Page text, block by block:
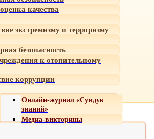
качества
экстремизму и терроризму
безопасность
к отопительному
коррупции
Онлайн-журнал «Сундук
знаний»
Медиа-викторины